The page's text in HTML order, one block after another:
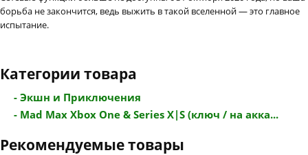
борьба не закончится, ведь выжить в такой вселенной — это главное
испытание.
Категории товара
- Экшн и Приключения
- Mad Max Xbox One & Series X|S (ключ / на акка...
Рекомендуемые товары